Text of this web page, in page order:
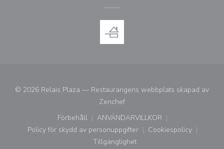
© 2026 Relais Plaza — Restaurangens webbplats skapad av
Zenchef((öppnas i ett nytt fönster))
Förbehåll
((öppnas i ett nytt fönster))
ANVÄNDARVILLKOR
((öppnas i ett nytt fönster))
Policy för skydd av personuppgifter
((öppnas i ett nytt fönster))
Cookiespolicy
((öppnas i ett
Tillgänglighet
((öppnas i ett nytt fönster))